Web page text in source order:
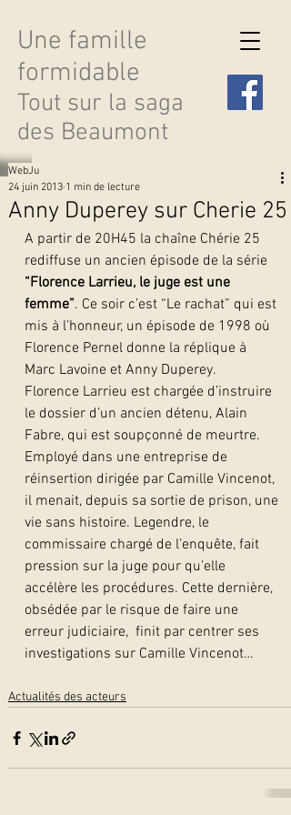
Une famille
formidable
Tout sur la saga
des Beaumont
Découvrir les saisons
Anny Duperey sur Cherie 25
WebJu
24 juin 2013 1 min de lecture
A partir de 20H45 la chaîne Chérie 25
rediffuse un ancien épisode de la série
“Florence Larrieu, le juge est une
femme”. Ce soir c’est “Le rachat” qui est
mis à l’honneur, un épisode de 1998 où
Florence Pernel donne la réplique à
Marc Lavoine et Anny Duperey.
Florence Larrieu est chargée d’instruire
le dossier d’un ancien détenu, Alain
Fabre, qui est soupçonné de meurtre.
Employé dans une entreprise de
réinsertion dirigée par Camille Vincenot,
il menait, depuis sa sortie de prison, une
vie sans histoire. Legendre, le
commissaire chargé de l’enquête, fait
pression sur la juge pour qu’elle
accélère les procédures. Cette dernière,
obsédée par le risque de faire une
erreur judiciaire,  finit par centrer ses
investigations sur Camille Vincenot…
Actualités des acteurs